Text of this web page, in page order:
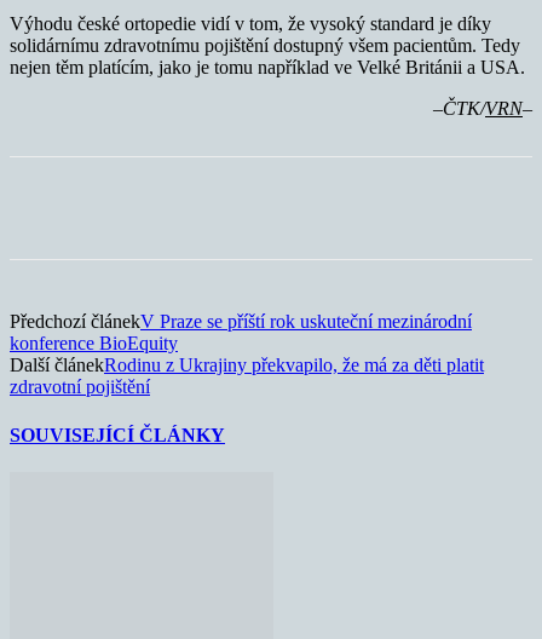
Výhodu české ortopedie vidí v tom, že vysoký standard je díky
solidárnímu zdravotnímu pojištění dostupný všem pacientům. Tedy
nejen těm platícím, jako je tomu například ve Velké Británii a USA.
–ČTK/VRN–
Předchozí článekV Praze se příští rok uskuteční mezinárodní
konference BioEquity
Další článekRodinu z Ukrajiny překvapilo, že má za děti platit
zdravotní pojištění
SOUVISEJÍCÍ ČLÁNKY